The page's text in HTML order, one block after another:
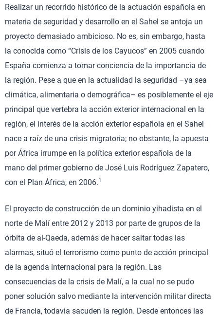
Realizar un recorrido histórico de la actuación española en
materia de seguridad y desarrollo en el Sahel se antoja un
proyecto demasiado ambicioso. No es, sin embargo, hasta
la conocida como “Crisis de los Cayucos” en 2005 cuando
España comienza a tomar conciencia de la importancia de
la región. Pese a que en la actualidad la seguridad –ya sea
climática, alimentaria o demográfica– es posiblemente el eje
principal que vertebra la acción exterior internacional en la
región, el interés de la acción exterior española en el Sahel
nace a raíz de una crisis migratoria; no obstante, la apuesta
por África irrumpe en la política exterior española de la
mano del primer gobierno de José Luis Rodríguez Zapatero,
con el Plan África, en 2006.1
El proyecto de construcción de un dominio yihadista en el
norte de Malí entre 2012 y 2013 por parte de grupos de la
órbita de al-Qaeda, además de hacer saltar todas las
alarmas, situó el terrorismo como punto de acción principal
de la agenda internacional para la región. Las
consecuencias de la crisis de Malí, a la cual no se pudo
poner solución salvo mediante la intervención militar directa
de Francia, todavía sacuden la región. Desde entonces las